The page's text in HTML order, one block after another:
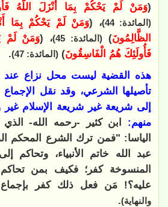
(وَمَنْ لَمْ يَحْكُمْ بِمَا أَنْزَلَ اللَّهُ
(المائدة: 44) ، (وَمَنْ لَمْ يَحْكُمْ بِمَا
الظَّالِمُونَ) (المائدة: 45) ، (وَمَنْ لَمْ
فَأُولَئِكَ هُمُ الْفَاسِقُونَ) (المائدة: 47)
.
هذه القضية ليست محل نزاع
تأصيلها الشرعي، وقد نقل
إلى شريعة غير شريعة الإسلام
منهم: ابن كثير -رحمه الله-
الياسا: "فمن ترك الشرع المحكم
عبد الله خاتم الأنبياء، وتحاكم
المنسوخة كفر؛ فكيف بمن تحاكم
عليه؟! مَن فعل ذلك كفر
والنهاية).